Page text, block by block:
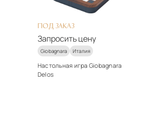
В корзину
ПОД ЗАКАЗ
Запросить цену
Giobagnara Италия
Настольная игра Giobagnara
Delos